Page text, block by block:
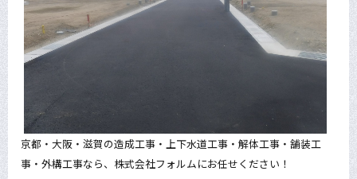
京都・大阪・滋賀の造成工事・上下水道工事・解体工事・舗装工
事・外構工事なら、株式会社フォルムにお任せください！